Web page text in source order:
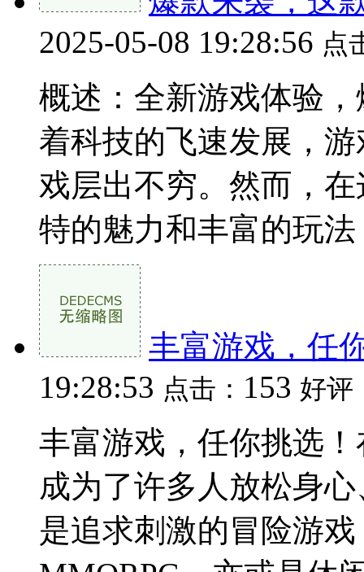
2025-05-08 19:28:56 点
概述：全新游戏体验
着科技的飞速发展，
戏层出不穷。然而，
特的魅力和丰富的玩法
丰富游戏，任
19:28:53 点击： 153 好评
丰富游戏，任你挑选
成为了许多人放松身
是追求刺激的冒险游